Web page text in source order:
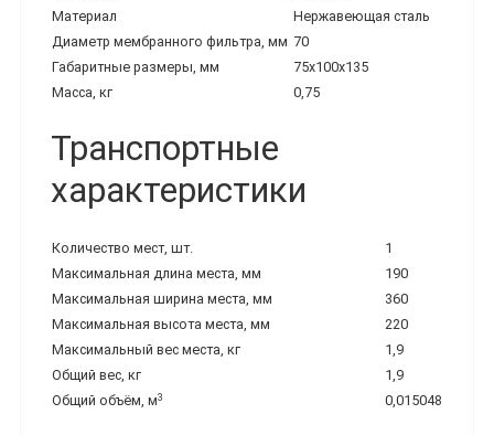
Материал
Нержавеющая сталь
Диаметр мембранного фильтра, мм 70
Габаритные размеры, мм
75х100х135
Масса, кг
0,75
Транспортные
характеристики
Количество мест, шт.
1
Максимальная длина места, мм
190
Максимальная ширина места, мм
360
Максимальная высота места, мм
220
Максимальный вес места, кг
1,9
Общий вес, кг
1,9
Общий объём, м3 0,015048